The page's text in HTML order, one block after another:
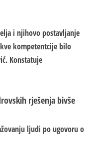
i njihovo postavljanje
kompetentcije bilo
Konstatuje
rješenja bivše
ljudi po ugovoru o